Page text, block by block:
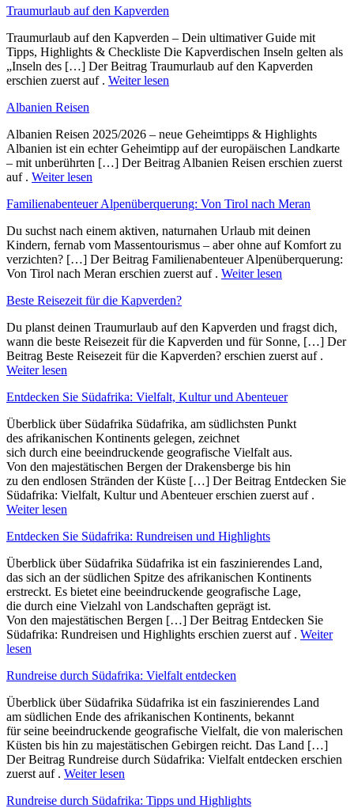
Traumurlaub auf den Kapverden
Traumurlaub auf den Kapverden – Dein ultimativer Guide mit
Tipps, Highlights & Checkliste Die Kapverdischen Inseln gelten als
„Inseln des […] Der Beitrag Traumurlaub auf den Kapverden
erschien zuerst auf . Weiter lesen
Albanien Reisen
Albanien Reisen 2025/2026 – neue Geheimtipps & Highlights
Albanien ist ein echter Geheimtipp auf der europäischen Landkarte
– mit unberührten […] Der Beitrag Albanien Reisen erschien zuerst
auf . Weiter lesen
Familienabenteuer Alpenüberquerung: Von Tirol nach Meran
Du suchst nach einem aktiven, naturnahen Urlaub mit deinen
Kindern, fernab vom Massentourismus – aber ohne auf Komfort zu
verzichten? […] Der Beitrag Familienabenteuer Alpenüberquerung:
Von Tirol nach Meran erschien zuerst auf . Weiter lesen
Beste Reisezeit für die Kapverden?
Du planst deinen Traumurlaub auf den Kapverden und fragst dich,
wann die beste Reisezeit für die Kapverden und für Sonne, […] Der
Beitrag Beste Reisezeit für die Kapverden? erschien zuerst auf .
Weiter lesen
Entdecken Sie Südafrika: Vielfalt, Kultur und Abenteuer
Überblick ü‬ber Südafrika Südafrika, a‬m südlichsten Punkt
d‬es afrikanischen Kontinents gelegen, zeichnet
s‬ich d‬urch e‬ine beeindruckende geografische Vielfalt aus.
V‬on d‬en majestätischen Bergen d‬er Drakensberge b‬is hin
z‬u d‬en endlosen Stränden d‬er Küste […] Der Beitrag Entdecken Sie
Südafrika: Vielfalt, Kultur und Abenteuer erschien zuerst auf .
Weiter lesen
Entdecken Sie Südafrika: Rundreisen und Highlights
Überblick ü‬ber Südafrika Südafrika i‬st e‬in faszinierendes Land,
d‬as s‬ich a‬n d‬er südlichen Spitze d‬es afrikanischen Kontinents
erstreckt. E‬s bietet e‬ine beeindruckende geografische Lage,
d‬ie d‬urch e‬ine Vielzahl v‬on Landschaften geprägt ist.
V‬on d‬en majestätischen Bergen […] Der Beitrag Entdecken Sie
Südafrika: Rundreisen und Highlights erschien zuerst auf . Weiter
lesen
Rundreise durch Südafrika: Vielfalt entdecken
Überblick ü‬ber Südafrika Südafrika i‬st e‬in faszinierendes Land
a‬m südlichen Ende d‬es afrikanischen Kontinents, bekannt
f‬ür s‬eine beeindruckende geografische Vielfalt, d‬ie v‬on malerischen
Küsten b‬is hin z‬u majestätischen Gebirgen reicht. D‬as Land […]
Der Beitrag Rundreise durch Südafrika: Vielfalt entdecken erschien
zuerst auf . Weiter lesen
Rundreise durch Südafrika: Tipps und Highlights